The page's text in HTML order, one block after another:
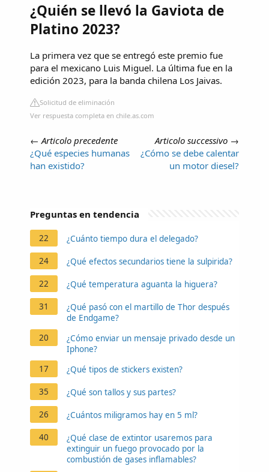
¿Quién se llevó la Gaviota de
Platino 2023?
La primera vez que se entregó este premio fue
para el mexicano Luis Miguel. La última fue en la
edición 2023, para la banda chilena Los Jaivas.
Solicitud de eliminación
Ver respuesta completa en chile.as.com
←Articolo precedente
¿Qué especies humanas
han existido?
Articolo successivo →
¿Cómo se debe calentar
un motor diesel?
Preguntas en tendencia
22 ¿Cuánto tiempo dura el delegado?
24 ¿Qué efectos secundarios tiene la sulpirida?
22 ¿Qué temperatura aguanta la higuera?
31
¿Qué pasó con el martillo de Thor después
de Endgame?
20
¿Cómo enviar un mensaje privado desde un
Iphone?
17
¿Qué tipos de stickers existen?
35 ¿Qué son tallos y sus partes?
26 ¿Cuántos miligramos hay en 5 ml?
40
¿Qué clase de extintor usaremos para
extinguir un fuego provocado por la
combustión de gases inflamables?